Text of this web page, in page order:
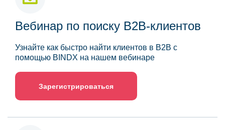
Вебинар по поиску B2B-клиентов
Узнайте как быстро найти клиентов в B2B с
помощью BINDX на нашем вебинаре
Зарегистрироваться